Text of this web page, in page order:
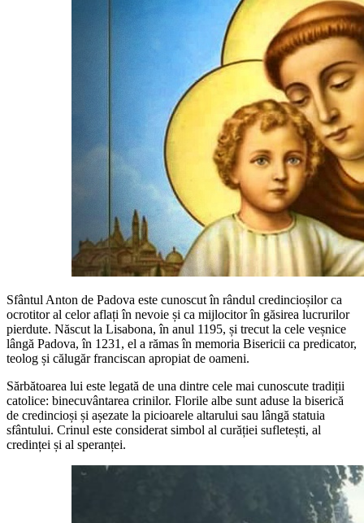
Sfântul Anton de Padova este cunoscut în rândul credincioșilor ca
ocrotitor al celor aflați în nevoie și ca mijlocitor în găsirea lucrurilor
pierdute. Născut la Lisabona, în anul 1195, și trecut la cele veșnice
lângă Padova, în 1231, el a rămas în memoria Bisericii ca predicator,
teolog și călugăr franciscan apropiat de oameni.
Sărbătoarea lui este legată de una dintre cele mai cunoscute tradiții
catolice: binecuvântarea crinilor. Florile albe sunt aduse la biserică
de credincioși și așezate la picioarele altarului sau lângă statuia
sfântului. Crinul este considerat simbol al curăției sufletești, al
credinței și al speranței.